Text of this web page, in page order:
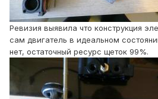
Ревизия выявила что конструкция
сам двигатель в идеальном
нет, остаточный ресурс щеток 99%.